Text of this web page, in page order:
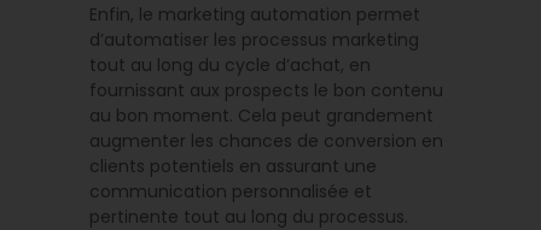
Enfin, le marketing automation permet
d’automatiser les processus marketing
tout au long du cycle d’achat, en
fournissant aux prospects le bon contenu
au bon moment. Cela peut grandement
augmenter les chances de conversion en
clients potentiels en assurant une
communication personnalisée et
pertinente tout au long du processus.